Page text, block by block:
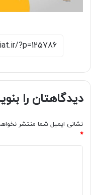
دیدگاهتان را
نشانی ایمیل شما منتشر
*